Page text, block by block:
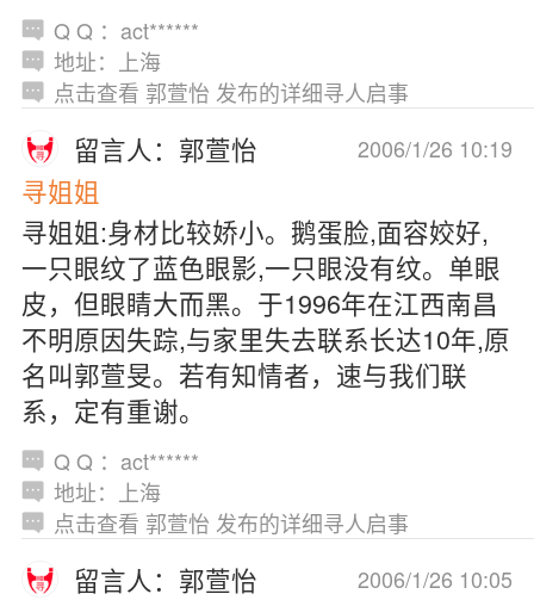
Q Q ：act******
地址：上海
点击查看 郭萱怡 发布的详细寻人启事
2006/1/26 10:19
留言人：郭萱怡
寻姐姐
寻姐姐:身材比较娇小。鹅蛋脸,面容姣好,
一只眼纹了蓝色眼影,一只眼没有纹。单眼
皮，但眼睛大而黑。于1996年在江西南昌
不明原因失踪,与家里失去联系长达10年,原
名叫郭萱旻。若有知情者，速与我们联
系，定有重谢。
Q Q ：act******
地址：上海
点击查看 郭萱怡 发布的详细寻人启事
2006/1/26 10:05
留言人：郭萱怡